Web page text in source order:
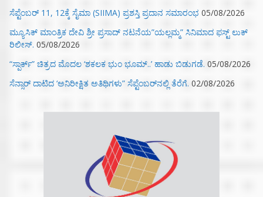
ಸೆಪ್ಟೆಂಬರ್ 11, 12ಕ್ಕೆ ಸೈಮಾ (SIIMA) ಪ್ರಶಸ್ತಿ ಪ್ರದಾನ ಸಮಾರಂಭ 05/08/2026
ಮ್ಯೂಸಿಕ್‌ ಮಾಂತ್ರಿಕ ದೇವಿ ಶ್ರೀ ಪ್ರಸಾದ್ ನಟನೆಯ”ಯಲ್ಲಮ್ಮ” ಸಿನಿಮಾದ ಫಸ್ಟ್‌ ಲುಕ್‌
ರಿಲೀಸ್. 05/08/2026
“ಸ್ಪಾರ್ಕ್” ಚಿತ್ರದ ಮೊದಲ‌ ‘ಶಕಲಕ ಭುಂ‌ ಭೂಮ್..’ ಹಾಡು ಬಿಡುಗಡೆ. 05/08/2026
ಸೆನ್ಸಾರ್ ದಾಟಿದ ‘ಅನಿರೀಕ್ಷಿತ ಅತಿಥಿಗಳು” ಸೆಪ್ಟೆಂಬರ್‌ನಲ್ಲಿ ತೆರೆಗೆ. 02/08/2026